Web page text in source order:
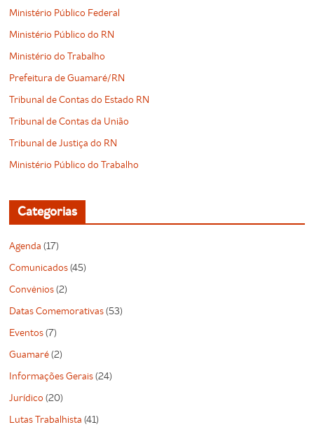
Ministério Público Federal
Ministério Público do RN
Ministério do Trabalho
Prefeitura de Guamaré/RN
Tribunal de Contas do Estado RN
Tribunal de Contas da União
Tribunal de Justiça do RN
Ministério Público do Trabalho
Categorias
Agenda (17)
Comunicados(45)
Convênios(2)
Datas Comemorativas(53)
Eventos(7)
Guamaré(2)
Informações Gerais(24)
Jurídico (20)
Lutas Trabalhista (41)